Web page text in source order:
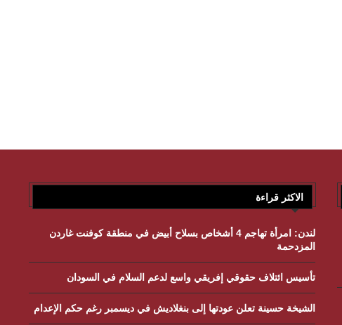
الاكثر قراءة
لندن: امرأة تهاجم 4 أشخاص بسلاح أبيض في منطقة كوفنت غاردن
المزدحمة
تأسيس ائتلاف حقوقي إفريقي واسع لدعم السلام في السودان
الشيخة حسينة تعلن عودتها إلى بنغلاديش في ديسمبر رغم حكم الإعدام